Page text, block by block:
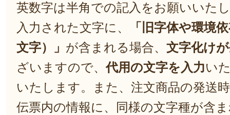
英数字は半角での記入をお願いいた
入力された文字に、
「旧字体や環境
文字）」 が含まれる場合、 文字化け
ざいますので、代用の文字を入力い
いたします。また、注文商品の発送
伝票内の情報に、同様の文字種が含